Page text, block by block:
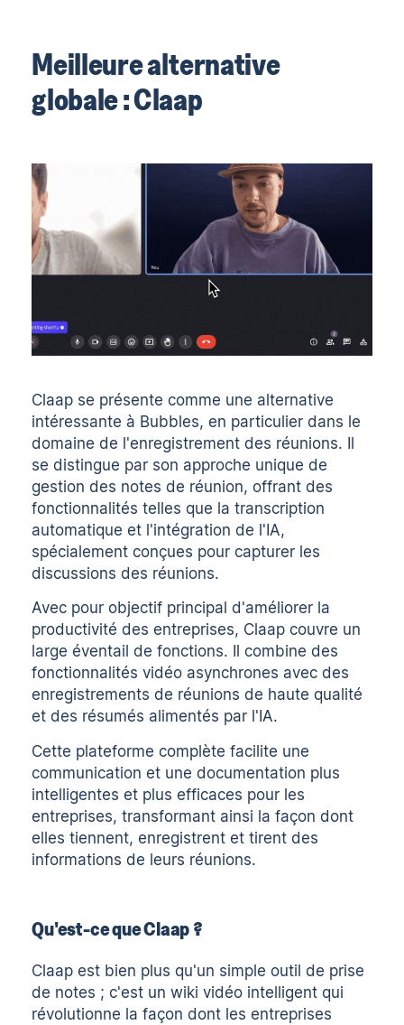
Meilleure alternative
globale : Claap
Claap se présente comme une alternative
intéressante à Bubbles, en particulier dans le
domaine de l'enregistrement des réunions. Il
se distingue par son approche unique de
gestion des notes de réunion, offrant des
fonctionnalités telles que la transcription
automatique et l'intégration de l'IA,
spécialement conçues pour capturer les
discussions des réunions.
Avec pour objectif principal d'améliorer la
productivité des entreprises, Claap couvre un
large éventail de fonctions. Il combine des
fonctionnalités vidéo asynchrones avec des
enregistrements de réunions de haute qualité
et des résumés alimentés par l'IA.
Cette plateforme complète facilite une
communication et une documentation plus
intelligentes et plus efficaces pour les
entreprises, transformant ainsi la façon dont
elles tiennent, enregistrent et tirent des
informations de leurs réunions.
Qu'est-ce que Claap ?
Claap est bien plus qu'un simple outil de prise
de notes ; c'est un wiki vidéo intelligent qui
révolutionne la façon dont les entreprises